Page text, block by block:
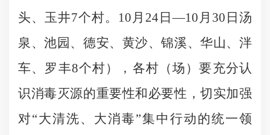
头、玉井7个村。10月24日—10月30日汤
泉、池园、德安、黄沙、锦溪、华山、泮
车、罗丰8个村），各村（场）要充分认
识消毒灭源的重要性和必要性，切实加强
对“大清洗、大消毒”集中行动的统一领